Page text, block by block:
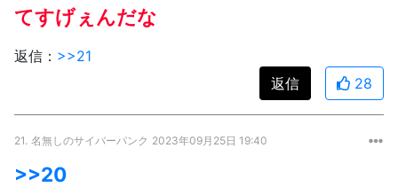
てすげぇんだな
返信： >>21
返信
28
21. 名無しのサイバーパンク 2023年09月25日 19:40
>>20